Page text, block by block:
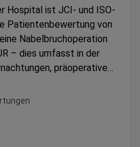
Hospital ist JCI- und ISO-
Patientenbewertung von
Nabelbruchoperation
– dies umfasst in der
präoperative
Als Teil des größten
Türkei bietet die Klinik